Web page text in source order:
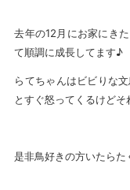
去年の12月にお家にき
て順調に成長してます♪
らてちゃんはビビりな
とすぐ怒ってくるけどそ
是非鳥好きの方いたら